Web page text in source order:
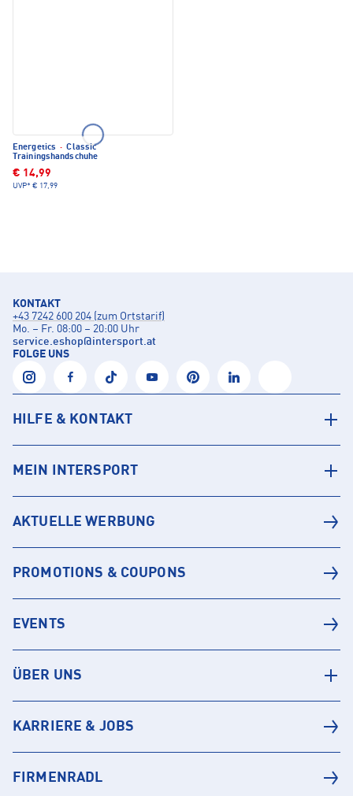
Energetics · Classic
Trainingshandschuhe
€ 14,99
UVP* € 17,99
KONTAKT
+43 7242 600 204 (zum Ortstarif)
Mo. – Fr. 08:00 – 20:00 Uhr
service.eshop@intersport.at
FOLGE UNS
HILFE & KONTAKT
MEIN INTERSPORT
AKTUELLE WERBUNG
PROMOTIONS & COUPONS
EVENTS
ÜBER UNS
KARRIERE & JOBS
FIRMENRADL